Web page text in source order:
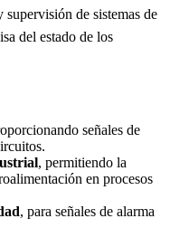
de sistemas de
del estado de los
señales de
, permitiendo la
en procesos
, para señales de alarma